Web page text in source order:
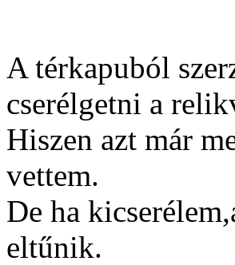
A térkapuból
cserélgetni a
Hiszen azt már
vettem.
De ha
eltűnik.